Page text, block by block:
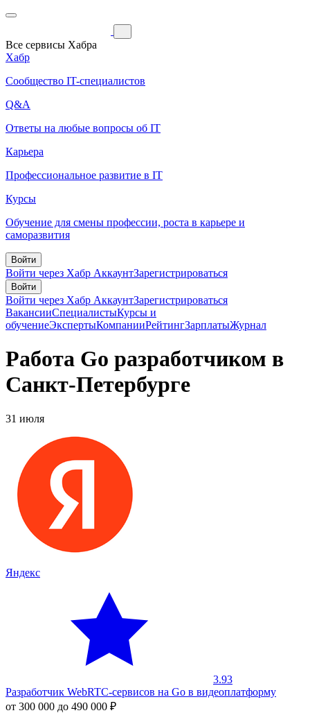
Все сервисы Хабра
Хабр
Сообщество IT-специалистов
Q&A
Ответы на любые вопросы об IT
Карьера
Профессиональное развитие в IT
Курсы
Обучение для смены профессии, роста в карьере и
саморазвития
Войти
Войти через Хабр АккаунтЗарегистрироваться
Войти
Войти через Хабр АккаунтЗарегистрироваться
ВакансииСпециалистыКурсы и
обучениеЭкспертыКомпанииРейтингЗарплатыЖурнал
Работа Go разработчиком в
Санкт-Петербурге
31 июля
Яндекс
3.93
Разработчик WebRTC-сервисов на Go в видеоплатформу
от 300 000 до 490 000 ₽